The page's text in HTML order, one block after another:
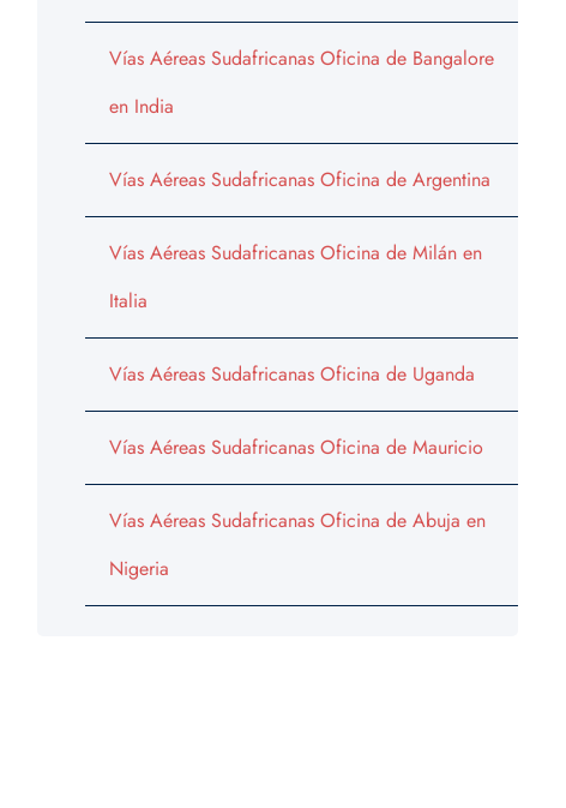
Vías Aéreas Sudafricanas Oficina de Bangalore
en India
Vías Aéreas Sudafricanas Oficina de Argentina
Vías Aéreas Sudafricanas Oficina de Milán en
Italia
Vías Aéreas Sudafricanas Oficina de Uganda
Vías Aéreas Sudafricanas Oficina de Mauricio
Vías Aéreas Sudafricanas Oficina de Abuja en
Nigeria